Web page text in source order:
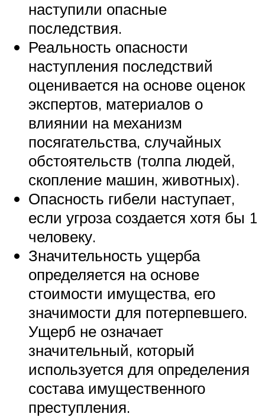
наступили опасные
последствия.
Реальность опасности
наступления последствий
оценивается на основе оценок
экспертов, материалов о
влиянии на механизм
посягательства, случайных
обстоятельств (толпа людей,
скопление машин, животных).
Опасность гибели наступает,
если угроза создается хотя бы 1
человеку.
Значительность ущерба
определяется на основе
стоимости имущества, его
значимости для потерпевшего.
Ущерб не означает
значительный, который
используется для определения
состава имущественного
преступления.